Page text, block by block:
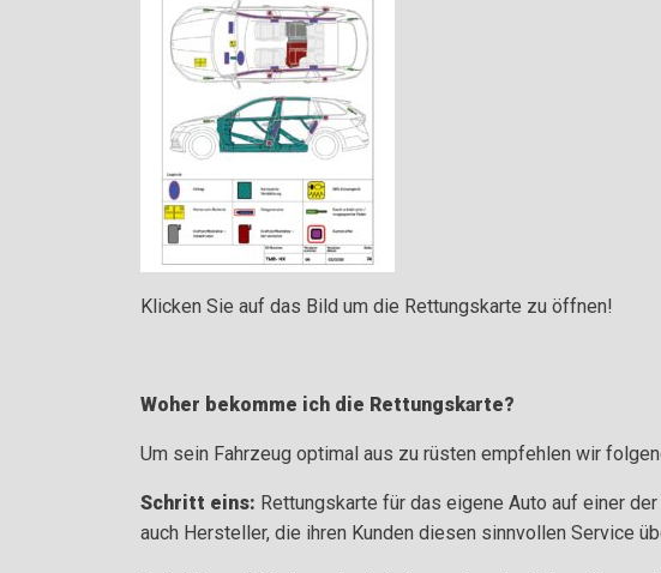
Klicken Sie auf das Bild um die Rettungskarte zu öffnen!
Woher bekomme ich die Rettungskarte?
Um sein Fahrzeug optimal aus zu rüsten empfehlen wir
Schritt eins: Rettungskarte für das eigene Auto auf einer
auch Hersteller, die ihren Kunden diesen sinnvollen Service